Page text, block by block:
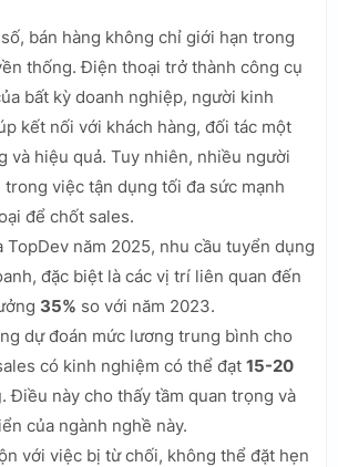
bán hàng không chỉ giới hạn trong
thống. Điện thoại trở thành công cụ
bất kỳ doanh nghiệp, người kinh
kết nối với khách hàng, đối tác một
và hiệu quả. Tuy nhiên, nhiều người
trong việc tận dụng tối đa sức mạnh
để chốt sales.
TopDev năm 2025, nhu cầu tuyển dụng
đặc biệt là các vị trí liên quan đến
35% so với năm 2023.
dự đoán mức lương trung bình cho
có kinh nghiệm có thể đạt 15-20
. Điều này cho thấy tầm quan trọng và
của ngành nghề này.
với việc bị từ chối, không thể đặt hẹn